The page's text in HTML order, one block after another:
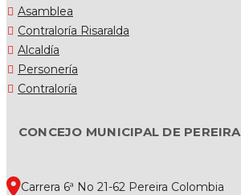
Asamblea
Contraloría Risaralda
Alcaldía
Personería
Contraloría
CONCEJO MUNICIPAL DE PEREIRA
Carrera 6ª No 21-62 Pereira Colombia